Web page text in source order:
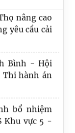
Điều lệ
về phân cấp
nâng cao
yêu cầu cải
hành án
Khu vực 5 -